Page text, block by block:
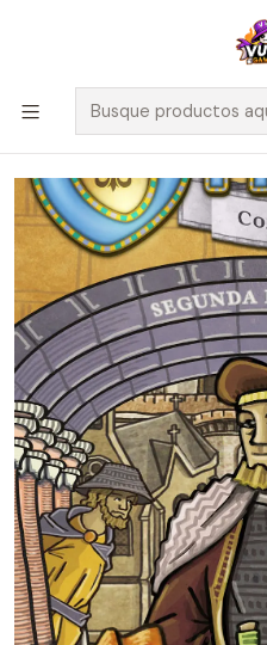
🚀 ¡Despachamos a todo Chile!
$100.000 y a RM sobre $35.000
Inicio Juegos de
Orleans: Expansión